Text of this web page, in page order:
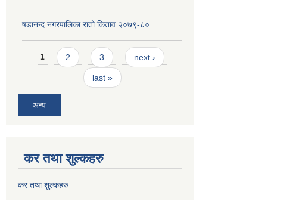
षडानन्द नगरपालिका रातो किताव २०७९-८०
Pages
1 2 3 next ›
last »
अन्य
कर तथा शुल्कहरु
कर तथा शुल्कहरु